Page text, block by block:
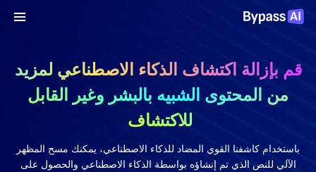
قم بإزالة اكتشاف الذكاء الاصطناعي لمزيد
من المحتوى الشبيه بالبشر وغير القابل
للاكتشاف
باستخدام كاشفنا القوي المضاد للذكاء الاصطناعي، يمكنك مسح المظهر
الآلي للنص الذي تم إنشاؤه بواسطة الذكاء الاصطناعي والحصول على